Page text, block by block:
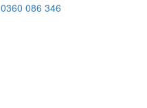
0360 086 346